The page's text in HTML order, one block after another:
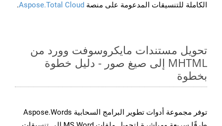
الكاملة للتنسيقات المدعومة على منصة Aspose.Total Cloud
.
تحويل مستندات مايكروسوفت وورد من
MHTML إلى صيغ صور - دليل خطوة
بخطوة
توفر مجموعة أدوات تطوير البرامج السحابية Aspose.Words